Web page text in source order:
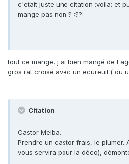
c'etait juste une citation :voila: et
mange pas non ? :??:
tout ce mange, j ai bien mangé de l
gros rat croisé avec un ecureuil ( ou
Citation
Castor Melba.
Prendre un castor frais, le plumer.
vous servira pour la déco),